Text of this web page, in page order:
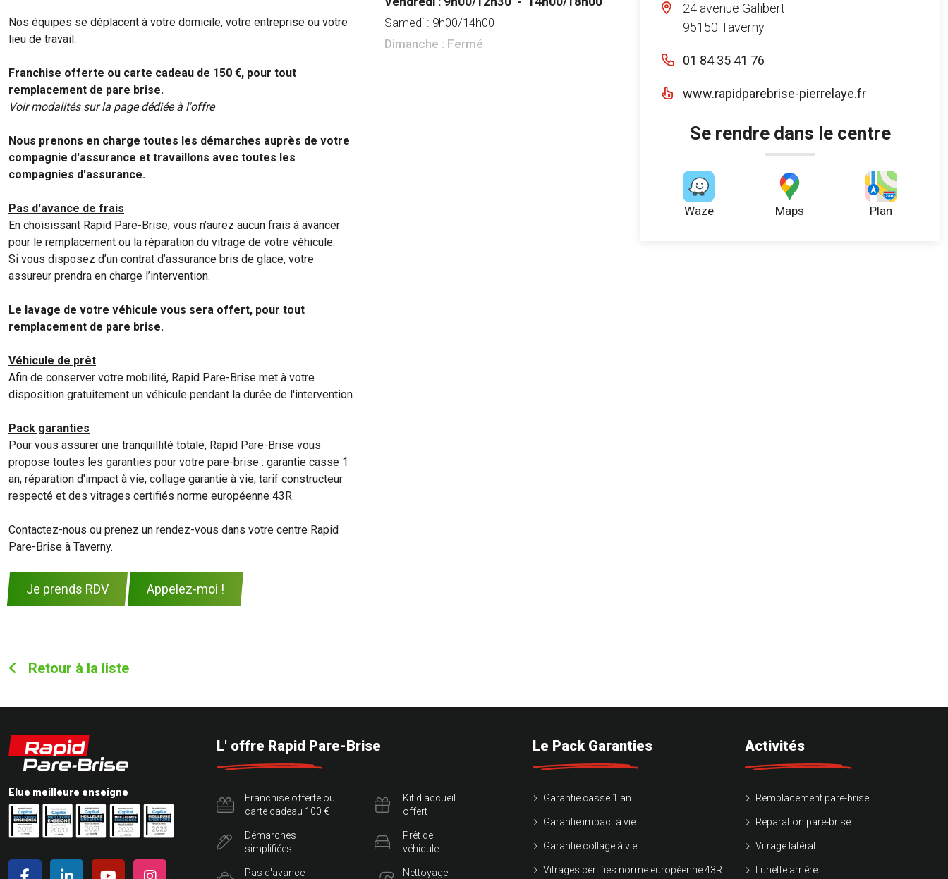
Nos équipes se déplacent à votre domicile, votre entreprise ou votre
lieu de travail.
Franchise offerte ou carte cadeau de 150 €, pour tout
remplacement de pare brise.
Voir modalités sur la page dédiée à l'offre
Nous prenons en charge toutes les démarches auprès de votre
compagnie d'assurance et travaillons avec toutes les
compagnies d'assurance.
Pas d'avance de frais
En choisissant Rapid Pare-Brise, vous n’aurez aucun frais à avancer
pour le remplacement ou la réparation du vitrage de votre véhicule.
Si vous disposez d’un contrat d’assurance bris de glace, votre
assureur prendra en charge l’intervention.
Le lavage de votre véhicule vous sera offert, pour tout
remplacement de pare brise.
Véhicule de prêt
Afin de conserver votre mobilité, Rapid Pare-Brise met à votre
disposition gratuitement un véhicule pendant la durée de l'intervention.
Pack garanties
Pour vous assurer une tranquillité totale, Rapid Pare-Brise vous
propose toutes les garanties pour votre pare-brise : garantie casse 1
an, réparation d'impact à vie, collage garantie à vie, tarif constructeur
respecté et des vitrages certifiés norme européenne 43R.
Contactez-nous ou prenez un rendez-vous dans votre centre Rapid
Pare-Brise à Taverny.
Je prends RDV Appelez-moi !
Samedi : 9h00/14h00
Dimanche : Fermé
24 avenue Galibert
95150 Taverny
01 84 35 41 76
www.rapidparebrise-pierrelaye.fr
Se rendre dans le centre
Waze Maps Plan
Retour à la liste
Elue meilleure enseigne
L' offre Rapid Pare-Brise
Franchise offerte ou
carte cadeau 100 €
Démarches
simplifiées
Pas d'avance
Kit d'accueil
offert
Prêt de
véhicule
Nettoyage
Le Pack Garanties
Garantie casse 1 an
Garantie impact à vie
Garantie collage à vie
Vitrages certifiés norme européenne 43R
Activités
Remplacement pare-brise
Réparation pare-brise
Vitrage latéral
Lunette arrière